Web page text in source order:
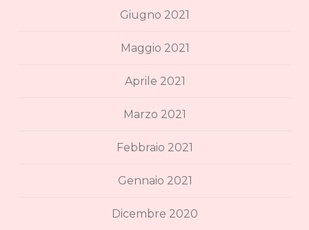
Giugno 2021
Maggio 2021
Aprile 2021
Marzo 2021
Febbraio 2021
Gennaio 2021
Dicembre 2020